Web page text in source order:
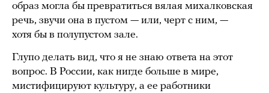
образ могла бы превратиться вялая михалковская
речь, звучи она в пустом — или, черт с ним, —
хотя бы в полупустом зале.
Глупо делать вид, что я не знаю ответа на этот
вопрос. В России, как нигде больше в мире,
мистифицируют культуру, а ее работники